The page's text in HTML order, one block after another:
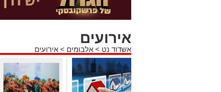
אירועים
אשדוד נט > אלבומים > אירועים